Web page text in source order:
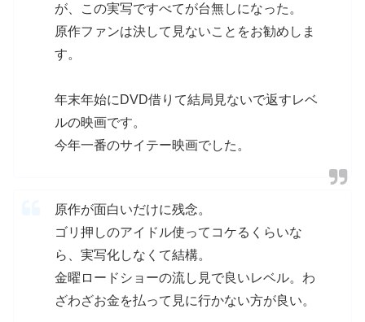
が、この実写ですべてが台無しになった。
原作ファンは決して見ないことをお勧めしま
す。
年末年始にDVD借りて結局見ないで返すレベ
ルの映画です。
今年一番のサイテー映画でした。
原作が面白いだけに残念。
ゴリ押しのアイドル使ってコケるくらいな
ら、実写化しなくて結構。
金曜ロードショーの流し見で良いレベル。わ
ざわざお金を払って見に行かない方が良い。